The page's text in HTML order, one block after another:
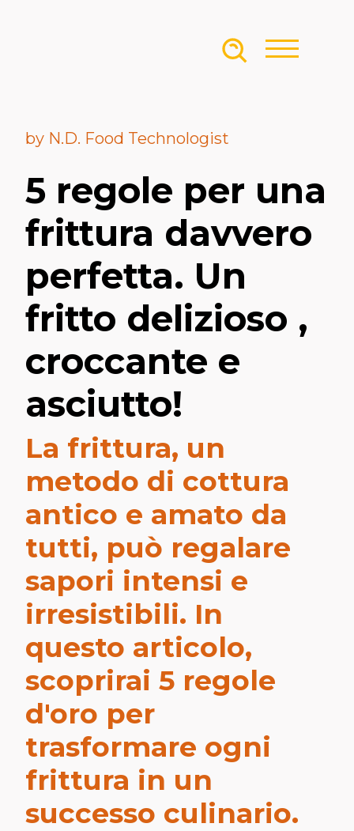
by N.D. Food Technologist
5 regole per una
frittura davvero
perfetta. Un
fritto delizioso ,
croccante e
asciutto!
La frittura, un
metodo di cottura
antico e amato da
tutti, può regalare
sapori intensi e
irresistibili. In
questo articolo,
scoprirai 5 regole
d'oro per
trasformare ogni
frittura in un
successo culinario.